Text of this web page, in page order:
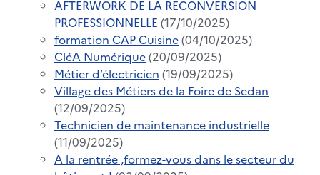
AFTERWORK DE LA RECONVERSION
PROFESSIONNELLE (17/10/2025)
formation CAP Cuisine(04/10/2025)
CléA Numérique(20/09/2025)
Métier d’électricien (19/09/2025)
Village des Métiers de la Foire de Sedan
(12/09/2025)
Technicien de maintenance industrielle
(11/09/2025)
A la rentrée ,formez-vous dans le secteur du